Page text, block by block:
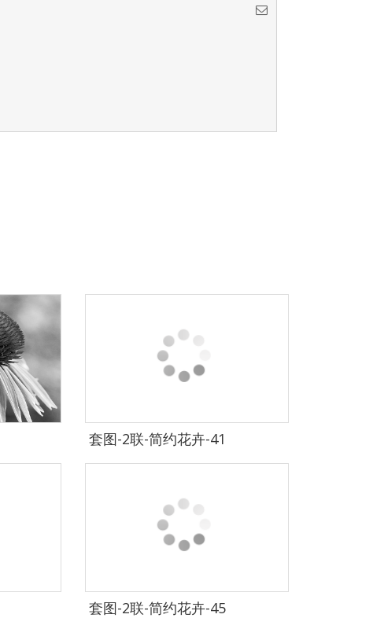
套图-2联-简约花卉-41
套图-2联-简约花卉-45